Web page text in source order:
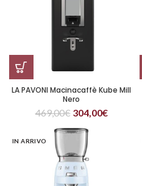
LA PAVONI Macinacaffè Kube Mill
Nero
469,00€ 304,00€
IN ARRIVO